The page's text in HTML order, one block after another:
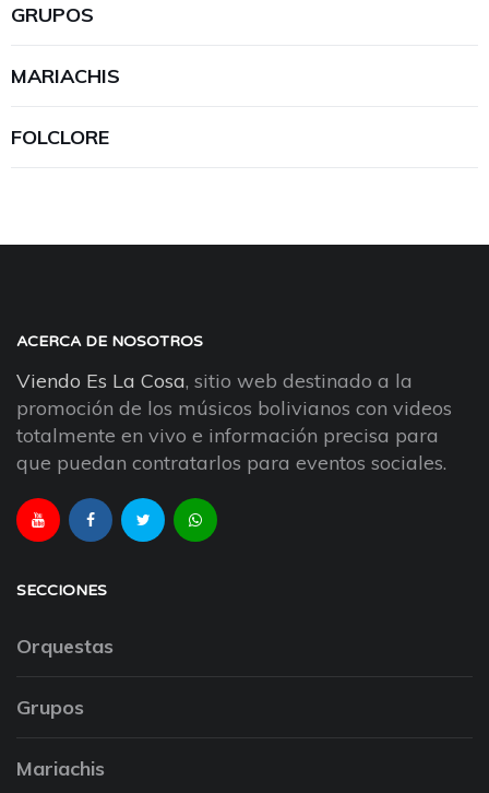
GRUPOS
MARIACHIS
FOLCLORE
ACERCA DE NOSOTROS
Viendo Es La Cosa, sitio web destinado a la
promoción de los músicos bolivianos con videos
totalmente en vivo e información precisa para
que puedan contratarlos para eventos sociales.
SECCIONES
Orquestas
Grupos
Mariachis